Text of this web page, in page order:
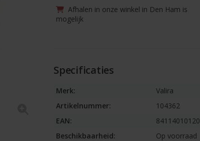
Afhalen in onze winkel in Den Ham is
mogelijk
Specificaties
Merk:
Valira
Artikelnummer:
104362
EAN:
Beschikbaarheid:
Op voorraad